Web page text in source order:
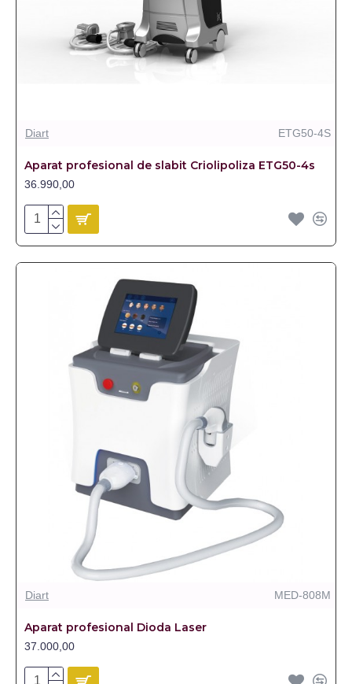
Diart ETG50-4S
Aparat profesional de slabit Criolipoliza ETG50-4s
36.990,00
Diart MED-808M
Aparat profesional Dioda Laser
37.000,00